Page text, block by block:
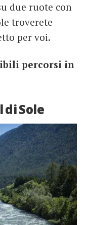
due ruote con
troverete
per voi.
percorsi in
di Sole